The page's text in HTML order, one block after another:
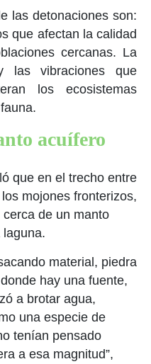
las detonaciones son:
que afectan la calidad
cercanas. La
las vibraciones que
los ecosistemas
acuífero
que en el trecho entre
mojones fronterizos,
de un manto
material, piedra
hay una fuente,
a brotar agua,
una especie de
tenían pensado
a esa magnitud”,